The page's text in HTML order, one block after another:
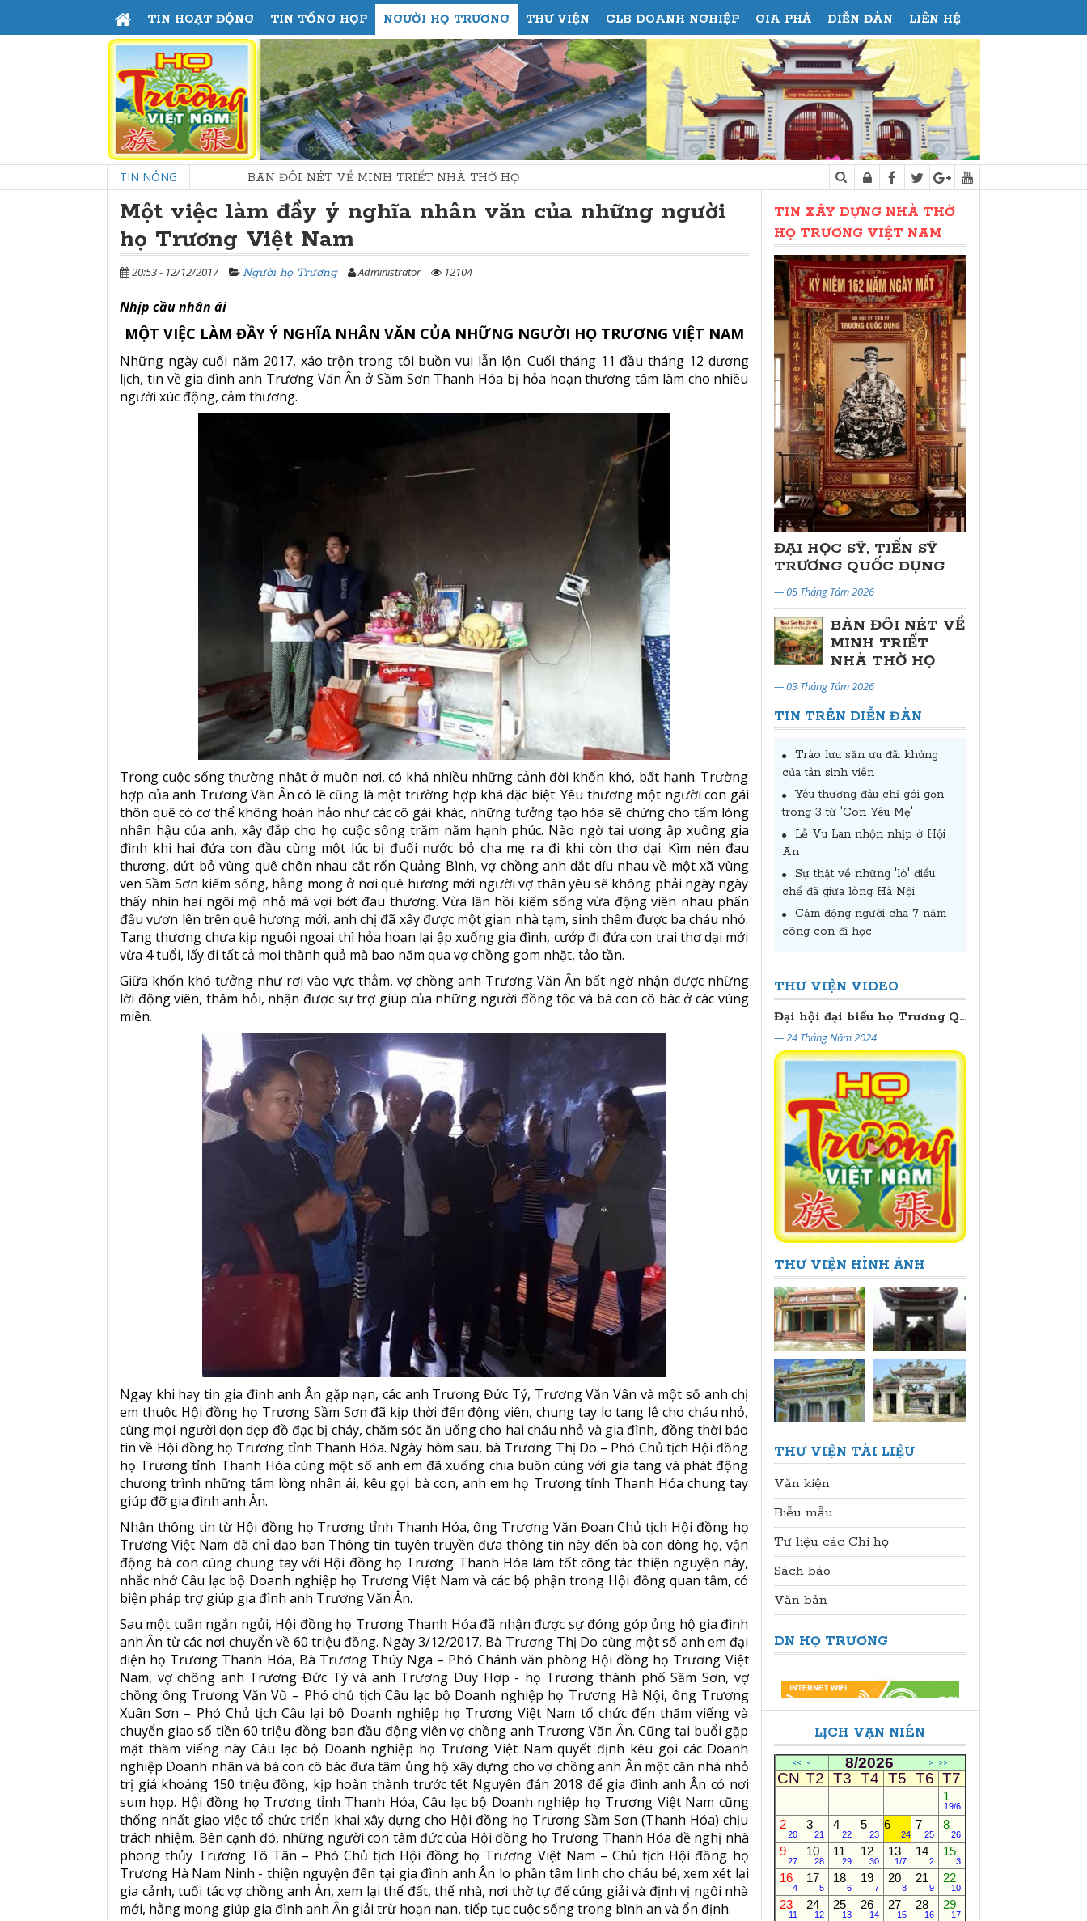
TIN HOẠT ĐỘNG TIN TỔNG HỢP NGƯỜI HỌ TRƯƠNG THƯ VIỆN CLB DOANH NGHIỆP GIA PHẢ DIỄN ĐÀN LIÊN HỆ
TIN NÓNGBÀN ĐÔI NÉT VỀ MINH TRIẾT NHÀ THỜ HỌ HỘI ĐỒNG HỌ TRƯƠNG THÁI NGUYÊN - HỘI NGHỊ
Một việc làm đầy ý nghĩa nhân văn của những người
họ Trương Việt Nam
20:53 - 12/12/2017 Người họ Trương Administrator 12104
Nhịp cầu nhân ái
MỘT VIỆC LÀM ĐẦY Ý NGHĨA NHÂN VĂN CỦA NHỮNG NGƯỜI HỌ TRƯƠNG VIỆT NAM
Những ngày cuối năm 2017, xáo trộn trong tôi buồn vui lẫn lộn. Cuối tháng 11 đầu tháng 12 dương
lịch, tin về gia đình anh Trương Văn Ân ở Sầm Sơn Thanh Hóa bị hỏa hoạn thương tâm làm cho nhiều
người xúc động, cảm thương.
Trong cuộc sống thường nhật ở muôn nơi, có khá nhiều những cảnh đời khốn khó, bất hạnh. Trường
hợp của anh Trương Văn Ân có lẽ cũng là một trường hợp khá đặc biệt: Yêu thương một người con gái
thôn quê có cơ thể không hoàn hảo như các cô gái khác, những tưởng tạo hóa sẽ chứng cho tấm lòng
nhân hậu của anh, xây đắp cho họ cuộc sống trăm năm hạnh phúc. Nào ngờ tai ương ập xuông gia
đình khi hai đứa con đầu cùng một lúc bị đuối nước bỏ cha mẹ ra đi khi còn thơ dại. Kìm nén đau
thương, dứt bỏ vùng quê chôn nhau cắt rốn Quảng Bình, vợ chồng anh dắt díu nhau về một xã vùng
ven Sầm Sơn kiếm sống, hằng mong ở nơi quê hương mới người vợ thân yêu sẽ không phải ngày ngày
thấy nhìn hai ngôi mộ nhỏ mà vợi bớt đau thương. Vừa lần hồi kiếm sống vừa động viên nhau phấn
đấu vươn lên trên quê hương mới, anh chị đã xây được một gian nhà tạm, sinh thêm được ba cháu nhỏ.
Tang thương chưa kịp nguôi ngoai thì hỏa hoạn lại ập xuống gia đình, cướp đi đứa con trai thơ dại mới
vừa 4 tuổi, lấy đi tất cả mọi thành quả mà bao năm qua vợ chồng gom nhặt, tảo tần.
Giữa khốn khó tưởng như rơi vào vực thẳm, vợ chồng anh Trương Văn Ân bất ngờ nhận được những
lời động viên, thăm hỏi, nhận được sự trợ giúp của những người đồng tộc và bà con cô bác ở các vùng
miền.
Ngay khi hay tin gia đình anh Ân gặp nạn, các anh Trương Đức Tý, Trương Văn Vân và một số anh chị
em thuộc Hội đồng họ Trương Sầm Sơn đã kịp thời đến động viên, chung tay lo tang lễ cho cháu nhỏ,
cùng mọi người dọn dẹp đồ đạc bị cháy, chăm sóc ăn uống cho hai cháu nhỏ và gia đình, đồng thời báo
tin về Hội đồng họ Trương tỉnh Thanh Hóa. Ngày hôm sau, bà Trương Thị Do – Phó Chủ tịch Hội đồng
họ Trương tỉnh Thanh Hóa cùng một số anh em đã xuống chia buồn cùng với gia tang và phát động
chương trình những tấm lòng nhân ái, kêu gọi bà con, anh em họ Trương tỉnh Thanh Hóa chung tay
giúp đỡ gia đình anh Ân.
Nhận thông tin từ Hội đồng họ Trương tỉnh Thanh Hóa, ông Trương Văn Đoan Chủ tịch Hội đồng họ
Trương Việt Nam đã chỉ đạo ban Thông tin tuyên truyền đưa thông tin này đến bà con dòng họ, vận
động bà con cùng chung tay với Hội đồng họ Trương Thanh Hóa làm tốt công tác thiện nguyện này,
nhắc nhở Câu lạc bộ Doanh nghiệp họ Trương Việt Nam và các bộ phận trong Hội đồng quan tâm, có
biện pháp trợ giúp gia đình anh Trương Văn Ân.
Sau một tuần ngắn ngủi, Hội đồng họ Trương Thanh Hóa đã nhận được sự đóng góp ủng hộ gia đình
anh Ân từ các nơi chuyển về 60 triệu đồng. Ngày 3/12/2017, Bà Trương Thị Do cùng một số anh em đại
diện họ Trương Thanh Hóa, Bà Trương Thúy Nga – Phó Chánh văn phòng Hội đồng họ Trương Việt
Nam, vợ chồng anh Trương Đức Tý và anh Trương Duy Hợp - họ Trương thành phố Sầm Sơn, vợ
chồng ông Trương Văn Vũ – Phó chủ tịch Câu lạc bộ Doanh nghiệp họ Trương Hà Nội, ông Trương
Xuân Sơn – Phó Chủ tịch Câu lại bộ Doanh nghiệp họ Trương Việt Nam tổ chức đến thăm viếng và
chuyển giao số tiền 60 triệu đồng ban đầu động viên vợ chồng anh Trương Văn Ân. Cũng tại buổi gặp
mặt thăm viếng này Câu lạc bộ Doanh nghiệp họ Trương Việt Nam quyết định kêu gọi các Doanh
nghiệp Doanh nhân và bà con cô bác đưa tâm ủng hộ xây dựng cho vợ chồng anh Ân một căn nhà nhỏ
trị giá khoảng 150 triệu đồng, kịp hoàn thành trước tết Nguyên đán 2018 để gia đình anh Ân có nơi
sum họp. Hội đồng họ Trương tỉnh Thanh Hóa, Câu lạc bộ Doanh nghiệp họ Trương Việt Nam cũng
thống nhất giao việc tổ chức triển khai xây dựng cho Hội đồng họ Trương Sầm Sơn (Thanh Hóa) chịu
trách nhiệm. Bên cạnh đó, những người con tâm đức của Hội đồng họ Trương Thanh Hóa đề nghị nhà
phong thủy Trương Tô Tân – Phó Chủ tịch Hội đồng họ Trương Việt Nam – Chủ tịch Hội đồng họ
Trương Hà Nam Ninh - thiện nguyện đến tại gia đình anh Ân lo phần tâm linh cho cháu bé, xem xét lại
gia cảnh, tuổi tác vợ chồng anh Ân, xem lại thế đất, thế nhà, nơi thờ tự để cúng giải và định vị ngôi nhà
mới, hằng mong giúp gia đình anh Ân giải trừ hoạn nạn, tiếp tục cuộc sống trong bình an và ổn định.
TIN XÂY DỰNG NHÀ THỜ
HỌ TRƯƠNG VIỆT NAM
ĐẠI HỌC SỸ, TIẾN SỸ
TRƯƠNG QUỐC DỤNG
— 05 Tháng Tám 2026
BÀN ĐÔI NÉT VỀ
MINH TRIẾT
NHÀ THỜ HỌ
— 03 Tháng Tám 2026
TIN TRÊN DIỄN ĐÀN
Trào lưu săn ưu đãi khủng
của tân sinh viên
Yêu thương đâu chỉ gói gọn
trong 3 từ 'Con Yêu Mẹ'
Lễ Vu Lan nhộn nhịp ở Hội
An
Sự thật về những 'lò' điều
chế đã giữa lòng Hà Nội
Cảm động người cha 7 năm
cõng con đi học
THƯ VIỆN VIDEO
— 09 Tháng Ba 2020 — 29 Tháng M. một 2024 — 28 Tháng Mười 2024
Đại hội đại biểu họ Trương Quảng Nam - Đà Nẵng lần thứ II (2024 - 2029)
— 24 Tháng Năm 2024
THƯ VIỆN HÌNH ẢNH
THƯ VIỆN TÀI LIỆU
Văn kiện
Biễu mẫu
Tư liệu các Chi họ
Sách báo
Văn bản
DN HỌ TRƯƠNG
LỊCH VẠN NIÊN
<< < 8/2026 > >>
CN T2 T3 T4 T5 T6 T7
1
19/6
2
20
3
21
4
22
5
23
6
24
7
25
8
26
9
27
10
28
11
29
12
30
13
1/7
14
2
15
3
16
4
17
5
18
6
19
7
20
8
21
9
22
10
23
11
24
12
25
13
26
14
27
15
28
16
29
17